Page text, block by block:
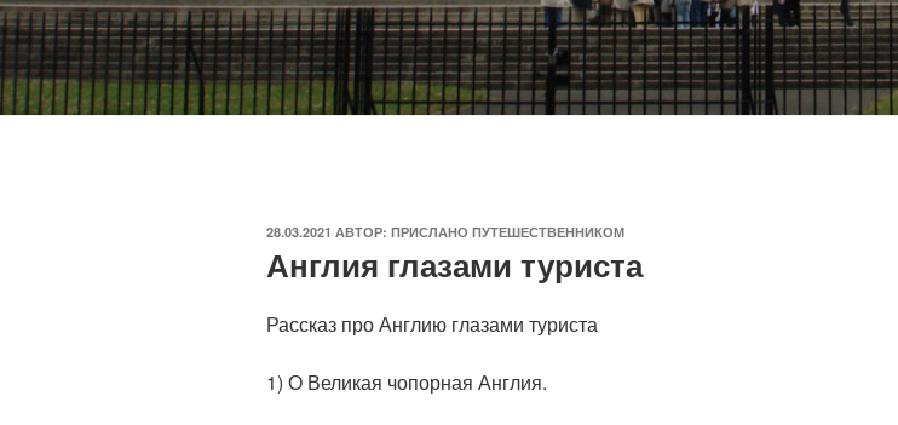
ОПУБЛИКОВАНО
28.03.2021 АВТОР: ПРИСЛАНО ПУТЕШЕСТВЕННИКОМ
Англия глазами туриста
Рассказ про Англию глазами туриста
1) О Великая чопорная Англия.